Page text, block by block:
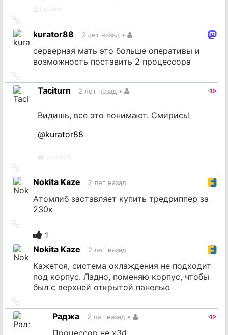
@
на
источник
kurator88 2 лет назад •
серверная мать это больше оперативы и
возможность поставить 2 процессора
на
источникTaciturn 2 лет назад •
Видишь, все это понимают. Смирись!
@kurator88
@
на
источник
Nokita Kaze 2 лет назад
Атомлиб заставляет купить тредриппер за
230к
источник
1
Nokita Kaze
2 лет назад
Кажется, система охлаждения не подходит
под корпус. Ладно, поменяю корпус, чтобы
был с верхней открытой панелью
на
источник Раджа 2 лет назад •
Процессор не x3d.